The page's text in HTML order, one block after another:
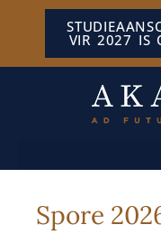
VIR 2027 IS
Spore